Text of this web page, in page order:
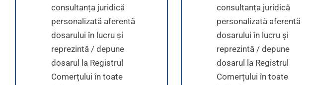
consultanța juridică
personalizată aferentă
dosarului în lucru și
reprezintă / depune
dosarul la Registrul
Comerțului în toate
consultanța juridică
personalizată aferentă
dosarului în lucru și
reprezintă / depune
dosarul la Registrul
Comerțului în toate